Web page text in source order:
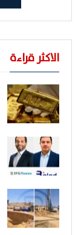
الاكثر قراءة